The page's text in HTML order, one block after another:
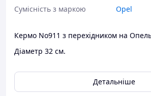
Сумісність з маркою
Opel
Кермо No911 з перехідником на
Діаметр 32 см.
Детальніше